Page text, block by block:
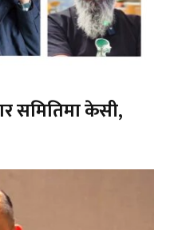
समितिमा केसी,